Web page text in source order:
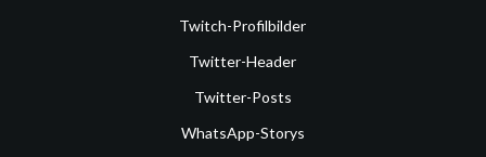
Twitch-Profilbilder
Twitter-Header
Twitter-Posts
WhatsApp-Storys